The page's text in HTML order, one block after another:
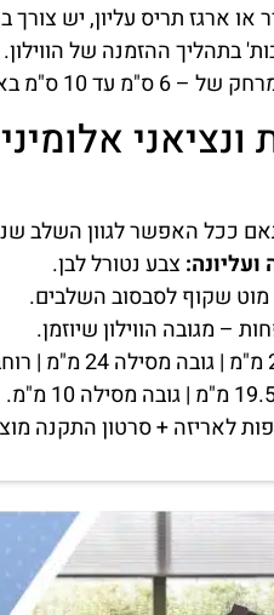
ארגז תריס עליון, יש
בתהליך ההזמנה של הווילון.
באמצעות האביזר.
ונציאני
ככל האפשר לגוון השלב
צבע נטורל לבן.
שקוף לסבסוב השלבים.
לאריזה + סרטון התקנה